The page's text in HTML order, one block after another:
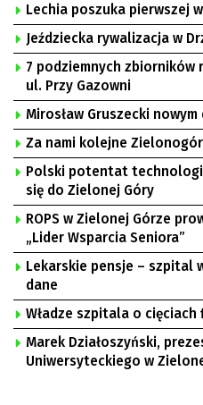
Lechia poszuka pierwszej
Jeździecka rywalizacja w
7 podziemnych
ul. Przy Gazowni
Mirosław Gruszecki
Za nami kolejne
Polski potentat
się do Zielonej Góry
ROPS w Zielonej Górze
„Lider Wsparcia Seniora”
Lekarskie pensje – szpital
dane
Władze szpitala o cięciach
Marek Działoszyński,
Uniwersyteckiego w